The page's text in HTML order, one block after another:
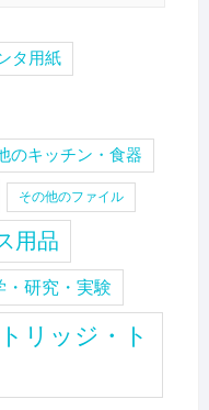
タ用紙
のキッチン・食器
その他のファイル
用品
・研究・実験
リッジ・ト